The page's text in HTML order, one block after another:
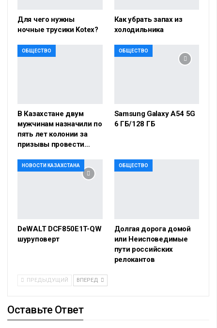
Для чего нужны
ночные трусики Kotex?
Как убрать запах из
холодильника
ОБЩЕСТВО
В Казахстане двум
мужчинам назначили по
пять лет колонии за
призывы провести…
ОБЩЕСТВО
Samsung Galaxy A54 5G
6 ГБ/128 ГБ
НОВОСТИ КАЗАХСТАНА
DeWALT DCF850E1T-QW
шуруповерт
ОБЩЕСТВО
Долгая дорога домой
или Неисповедимые
пути российских
релокантов
ПРЕДЫДУЩИЙ ВПЕРЕД
Оставьте Ответ